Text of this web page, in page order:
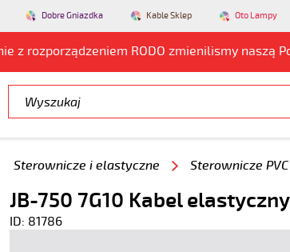
Dobre Gniazdka Kable Sklep Oto Lampy
z rozporządzeniem RODO zmienilismy naszą
Sterownicze i elastyczne Sterownicze PVC
JB-750 7G10 Kabel
ID: 81786